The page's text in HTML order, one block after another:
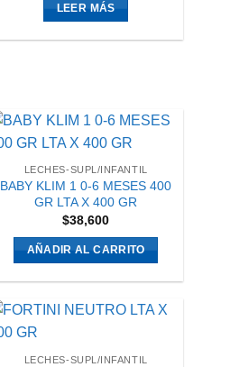
LEER MÁS
LECHES-SUPL/INFANTIL
BABY KLIM 1 0-6 MESES 400
GR LTA X 400 GR
$38,600
AÑADIR AL CARRITO
LECHES-SUPL/INFANTIL